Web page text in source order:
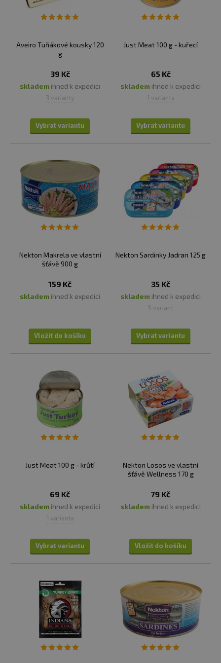
Aveiro Tuňákové kousky 120
g
39 Kč
skladem ihned k expedici
3 varianty
Vybrat variantu
Just Meat 100 g - kuřecí
65 Kč
skladem ihned k expedici
1 varianta
Vybrat variantu
Nekton Makrela ve vlastní
šťávě 900 g
159 Kč
skladem ihned k expedici
Vložit do košíku
Nekton Sardinky Jadran 125 g
35 Kč
skladem ihned k expedici
5 variant
Vybrat variantu
Just Meat 100 g - krůtí
69 Kč
skladem ihned k expedici
1 varianta
Vybrat variantu
Nekton Losos ve vlastní
šťávě Wellness 170 g
79 Kč
skladem ihned k expedici
Vložit do košíku